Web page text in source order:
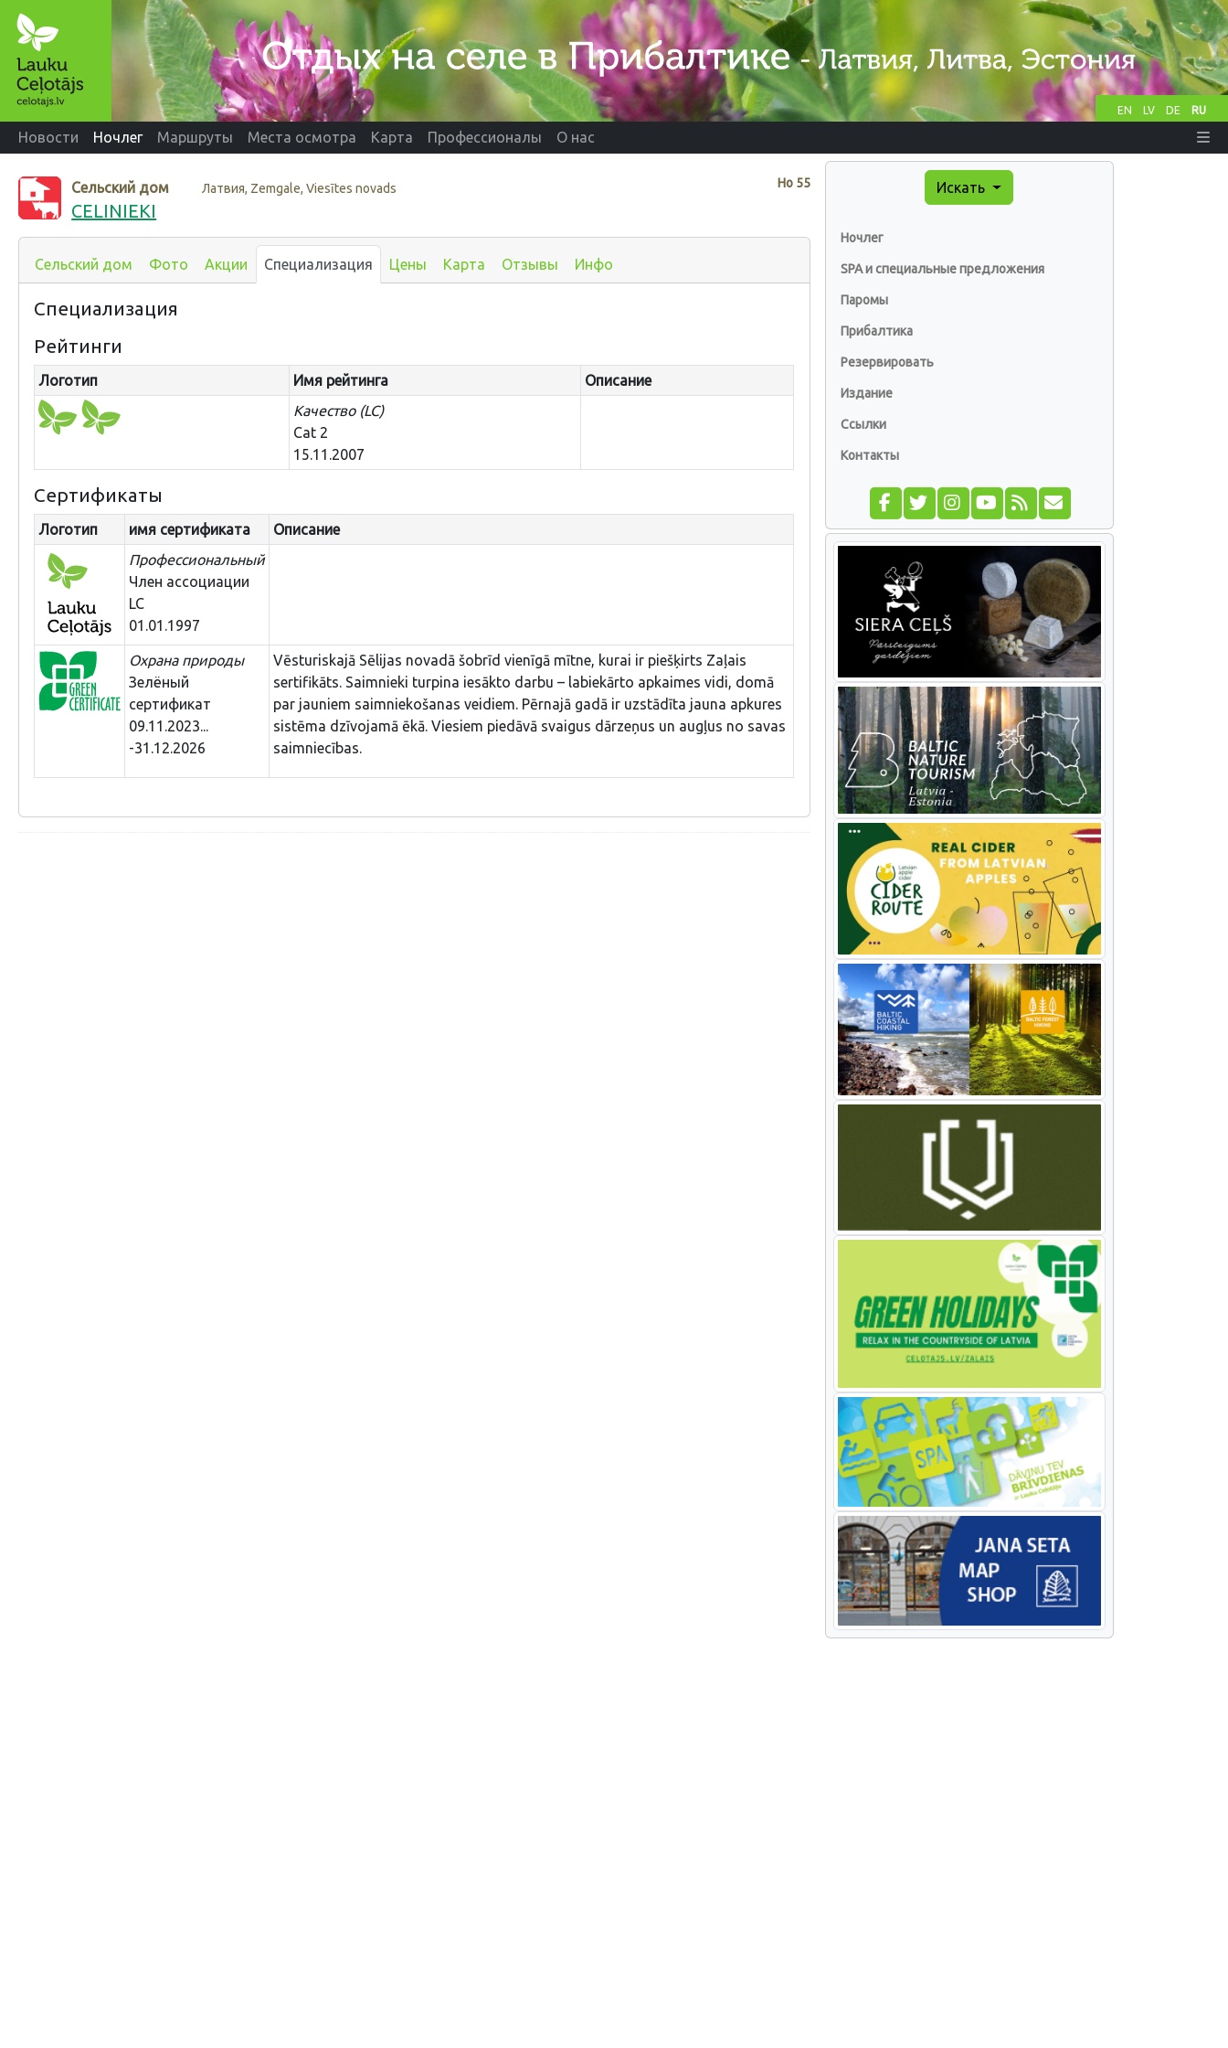
EN LV DE RU
Новости Ночлег Маршруты Места осмотра Карта Профессионалы О нас
Нo 55
Сельский дом Латвия, Zemgale, Viesītes novads
CELINIEKI
Сельский дом Фото Акции Специализация Цены Карта Отзывы Инфо
Специализация
Рейтинги
Логотип Имя рейтинга
Описание
Качество (LC)
Cat 2
15.11.2007
Сертификаты
Логотип имя сертификата
Описание
Профессиональный
Член ассоциации
LC
01.01.1997
Охрана природы
Зелёный
сертификат
09.11.2023...
-31.12.2026
Vēsturiskajā Sēlijas novadā šobrīd vienīgā mītne, kurai ir piešķirts Zaļais
sertifikāts. Saimnieki turpina iesākto darbu – labiekārto apkaimes vidi, domā
par jauniem saimniekošanas veidiem. Pērnajā gadā ir uzstādīta jauna apkures
sistēma dzīvojamā ēkā. Viesiem piedāvā svaigus dārzeņus un augļus no savas
saimniecības.
Искать
Ночлег
SPA и специальные предложения
Паромы
Прибалтика
Резервировать
Издание
Ссылки
Контакты